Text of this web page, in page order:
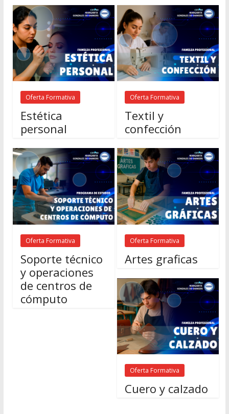
Oferta Formativa
Estética
personal
Oferta Formativa
Textil y
confección
Oferta Formativa
Soporte técnico
y operaciones
de centros de
cómputo
Oferta Formativa
Artes graficas
Oferta Formativa
Cuero y calzado